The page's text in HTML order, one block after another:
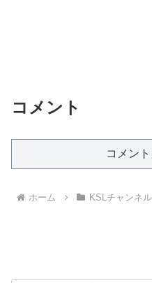
コメント
コメン
ホーム KSLチャンネル